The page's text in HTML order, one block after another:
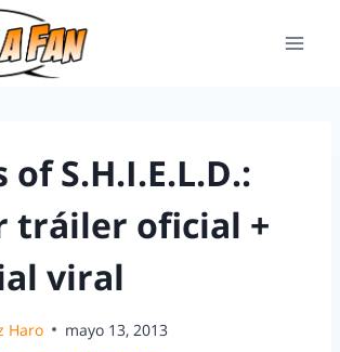
S.H.I.E.L.D.:
tráiler oficial +
viral
Haro mayo 13, 2013